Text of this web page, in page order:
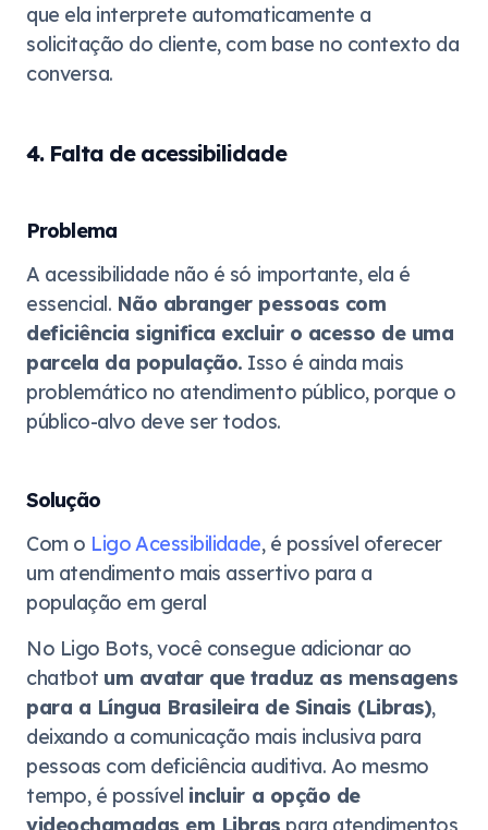
que ela interprete automaticamente a
solicitação do cliente, com base no contexto da
conversa.
4. Falta de acessibilidade
Problema
A acessibilidade não é só importante, ela é
essencial. Não abranger pessoas com
deficiência significa excluir o acesso de uma
parcela da população. Isso é ainda mais
problemático no atendimento público, porque o
público-alvo deve ser todos.
Solução
Com o Ligo Acessibilidade, é possível oferecer
um atendimento mais assertivo para a
população em geral
No Ligo Bots, você consegue adicionar ao
chatbot um avatar que traduz as mensagens
para a Língua Brasileira de Sinais (Libras),
deixando a comunicação mais inclusiva para
pessoas com deficiência auditiva. Ao mesmo
tempo, é possível incluir a opção de
videochamadas em Libras para atendimentos